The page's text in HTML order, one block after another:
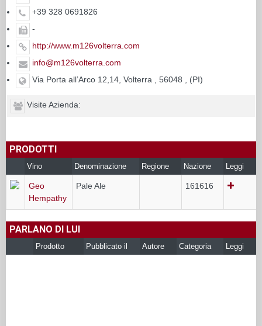
+39 328 0691826
-
http://www.m126volterra.com
info@m126volterra.com
Via Porta all’Arco 12,14, Volterra , 56048 , (PI)
Visite Azienda:
PRODOTTI
Vino Denominazione Regione Nazione Leggi
Geo
Hempathy
Pale Ale 161616
PARLANO DI LUI
Prodotto Pubblicato il Autore Categoria Leggi